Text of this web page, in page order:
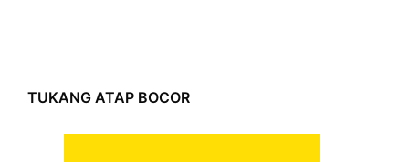
TUKANG ATAP BOCOR